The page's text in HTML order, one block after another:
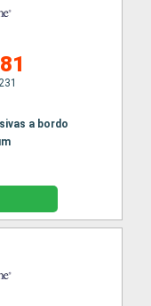
a bordo